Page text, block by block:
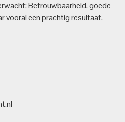
Betrouwbaarheid, goede
vooral een prachtig resultaat.